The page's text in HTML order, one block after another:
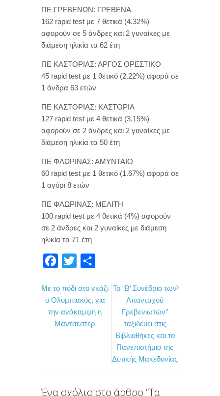
ΠΕ ΓΡΕΒΕΝΩΝ: ΓΡΕΒΕΝΑ
162 rapid test με 7 θετικά (4.32%)
αφορούν σε 5 άνδρες και 2 γυναίκες με
διάμεση ηλικία τα 62 έτη
ΠΕ ΚΑΣΤΟΡΙΑΣ: ΑΡΓΟΣ ΟΡΕΣΤΙΚΟ
45 rapid test με 1 θετικό (2.22%) αφορά σε
1 άνδρα 63 ετών
ΠΕ ΚΑΣΤΟΡΙΑΣ: ΚΑΣΤΟΡΙΑ
127 rapid test με 4 θετικά (3.15%)
αφορούν σε 2 άνδρες και 2 γυναίκες με
διάμεση ηλικία τα 50 έτη
ΠΕ ΦΛΩΡΙΝΑΣ: ΑΜΥΝΤΑΙΟ
60 rapid test με 1 θετικό (1.67%) αφορά σε
1 αγόρι 8 ετών
ΠΕ ΦΛΩΡΙΝΑΣ: ΜΕΛΙΤΗ
100 rapid test με 4 θετικά (4%) αφορούν
σε 2 άνδρες και 2 γυναίκες με διάμεση
ηλικία τα 71 έτη
c
e
b
t
t
ι
ρ
α
τ
Με το πόδι στο γκάζι
ο Ολυμπιακός, για
την ανάκαμψη η
Μάντσεστερ
Το “Β’ Συνέδριο των
Απανταχού
Γρεβενιωτών”
ταξιδεύει στις
Βιβλιοθήκες και το
Πανεπιστήμιο της
Δυτικής Μακεδονίας
Ένα σχόλιο στο άρθρο “Τα